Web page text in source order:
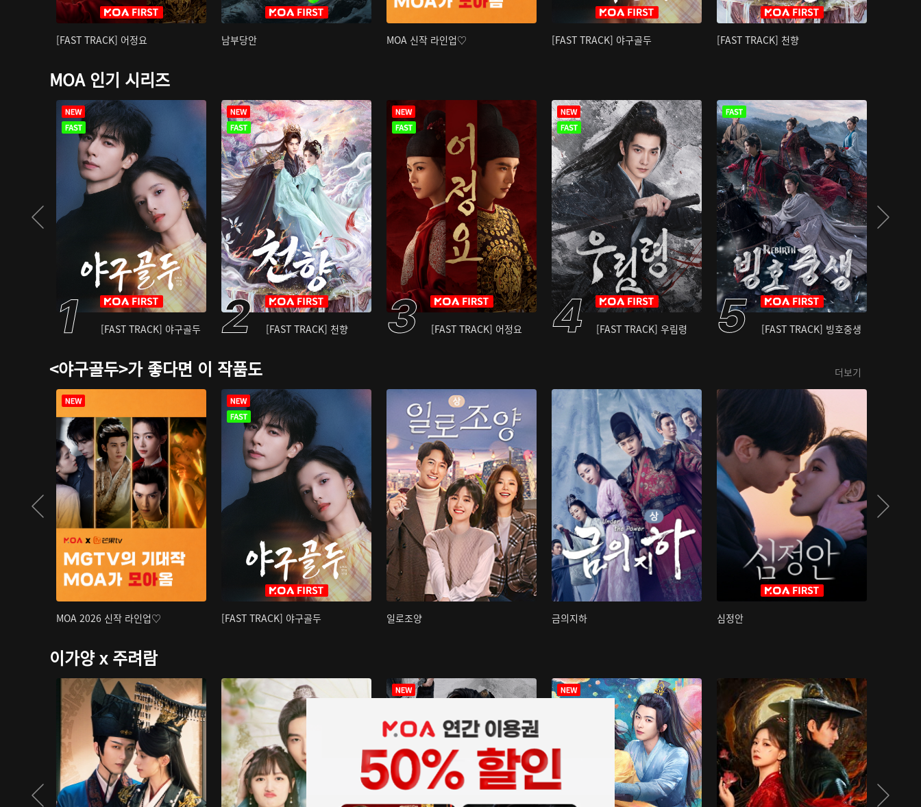
[FAST TRACK] 어정요 남부당안 MOA 신작 라인업♡ [FAST TRACK] 야구골두 [FAST TRACK] 천향
MOA 인기 시리즈
[FAST TRACK] 야구골두 [FAST TRACK] 천향 [FAST TRACK] 어정요 [FAST TRACK] 우림령 [FAST TRACK] 빙호중생
<야구골두>가 좋다면 이 작품도 더보기
MOA 2026 신작 라인업♡ [FAST TRACK] 야구골두 일로조양 금의지하 심정안
이가양 x 주려람